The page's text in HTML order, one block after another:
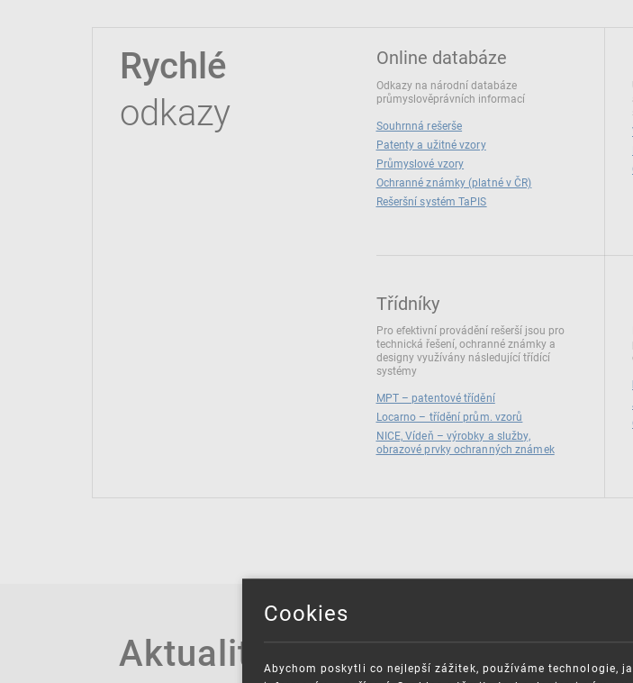
Rychlé
odkazy
Online databáze
Odkazy na národní databáze
průmyslověprávních informací
Souhrnná rešerše
Patenty a užitné vzory
Průmyslové vzory
Ochranné známky (platné v ČR)
Rešeršní systém TaPIS
Třídníky
Pro efektivní provádění rešerší jsou pro
technická řešení, ochranné známky a
designy využívány následující třídící
systémy
MPT – patentové třídění
Locarno – třídění prům. vzorů
NICE, Vídeň – výrobky a služby,
obrazové prvky ochranných známek
Aktuality
Cookies
Abychom poskytli co nejlepší zážitek, používáme technologie,